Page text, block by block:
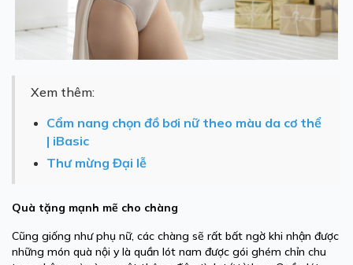
Xem thêm:
Cẩm nang chọn đồ bơi nữ theo màu da cơ thể
| iBasic
Thư mừng Đại lễ
Quà tặng mạnh mẽ cho chàng
Cũng giống như phụ nữ, các chàng sẽ rất bất ngờ khi nhận được
những món quà nội y là quần lót nam được gói ghém chỉn chu